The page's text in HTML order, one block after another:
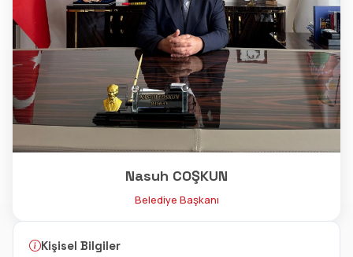
Nasuh COŞKUN
Belediye Başkanı
Kişisel Bilgiler